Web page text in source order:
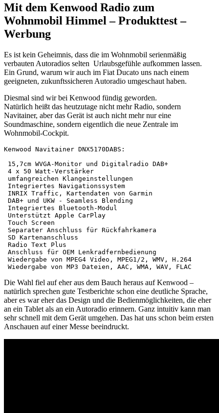
Mit dem Kenwood Radio zum
Wohnmobil Himmel – Produkttest –
Werbung
Es ist kein Geheimnis, dass die im Wohnmobil serienmäßig
verbauten Autoradios selten Urlaubsgefühle aufkommen lassen.
Ein Grund, warum wir auch im Fiat Ducato uns nach einem
geeigneten, zukunftssicheren Autoradio umgeschaut haben.
Diesmal sind wir bei Kenwood fündig geworden.
Natürlich heißt das heutzutage nicht mehr Radio, sondern
Navitainer, aber das Gerät ist auch nicht mehr nur eine
Soundmaschine, sondern eigentlich die neue Zentrale im
Wohnmobil-Cockpit.
Kenwood Navitainer DNX5170DABS:
15,7cm WVGA-Monitor und Digitalradio DAB+
4 x 50 Watt-Verstärker
umfangreichen Klangeinstellungen
Integriertes Navigationssystem
INRIX Traffic, Kartendaten von Garmin
DAB+ und UKW - Seamless Blending
Integriertes Bluetooth-Modul
Unterstützt Apple CarPlay
Touch Screen
Separater Anschluss für Rückfahrkamera
SD Kartenanschluss
Radio Text Plus
Anschluss für OEM Lenkradfernbedienung
Wiedergabe von MPEG4 Video, MPEG1/2, WMV, H.264
Wiedergabe von MP3 Dateien, AAC, WMA, WAV, FLAC
Die Wahl fiel auf eher aus dem Bauch heraus auf Kenwood –
natürlich sprechen gute Testberichte schon eine deutliche Sprache,
aber es war eher das Design und die Bedienmöglichkeiten, die eher
an ein Tablet als an ein Autoradio erinnern. Ganz intuitiv kann man
sehr schnell mit dem Gerät umgehen. Das hat uns schon beim ersten
Anschauen auf einer Messe beeindruckt.